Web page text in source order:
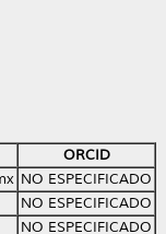
ORCID
NO ESPECIFICADO
NO ESPECIFICADO
NO ESPECIFICADO